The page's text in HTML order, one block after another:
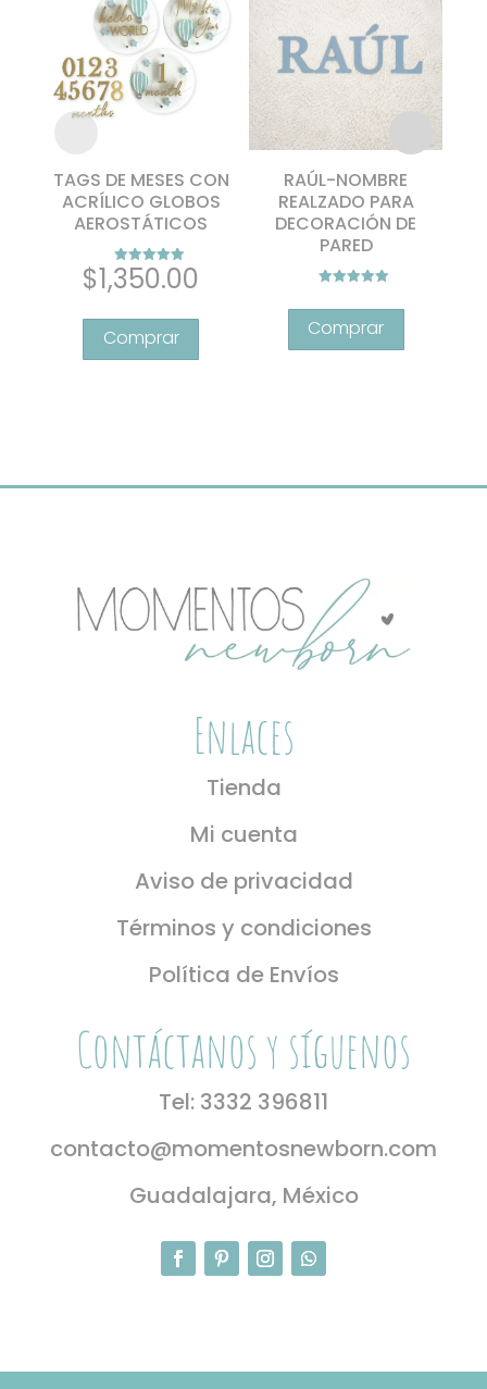
TAGS DE MESES CON
ACRÍLICO GLOBOS
AEROSTÁTICOS
Valorado con
$1,350.00
RAÚL-NOMBRE
REALZADO PARA
DECORACIÓN DE
PARED
5.00
tiene
Enlaces
Tienda
Mi cuenta
Aviso de privacidad
Términos y condiciones
Política de Envíos
Contáctanos y síguenos
Tel: 3332 396811
contacto@momentosnewborn.com
Guadalajara, México